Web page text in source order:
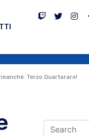
Terzo Quartararo!